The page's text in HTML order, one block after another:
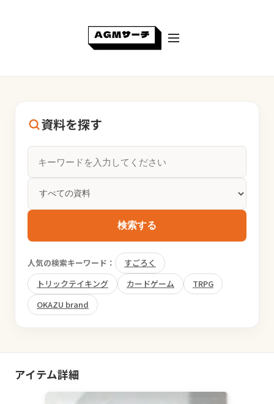
資料を探す
検索する
人気の検索キーワード：
すごろく
トリックテイキング
カードゲーム
TRPG
OKAZU brand
アイテム詳細